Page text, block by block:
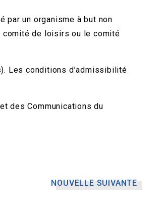
par un organisme à but non
comité de loisirs ou le comité
Les conditions d’admissibilité
des Communications du
NOUVELLE SUIVANTE